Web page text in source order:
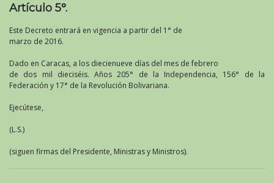
Artículo 5°.
Este Decreto entrará en vigencia a partir del 1° de
marzo de 2016.
Dado en Caracas, a los diecienueve días del mes de febrero
de dos mil dieciséis. Años 205° de la Independencia, 156° de la
Federación y 17° de la Revolución Bolivariana.
Ejecútese,
(L.S.)
(siguen firmas del Presidente, Ministras y Ministros).